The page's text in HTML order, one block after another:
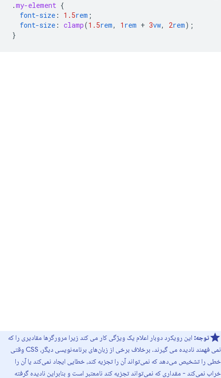
.my-element {
font-size : 1.5rem ;
font-size : clamp(1.5rem, 1 rem + 3vw, 2rem);
}
توجه: این رویکرد دوبار اعلام یک ویژگی کار می کند زیرا مرورگرها مقادیری را که
نمی فهمند نادیده می گیرند. برخلاف برخی از زبان‌های برنامه‌نویسی دیگر، CSS وقتی
خطی را تشخیص می‌دهد که نمی‌تواند آن را تجزیه کند، خطایی ایجاد نمی‌کند یا آن را
خراب نمی‌کند - مقداری که نمی‌تواند تجزیه کند نامعتبر است و بنابراین نادیده گرفته